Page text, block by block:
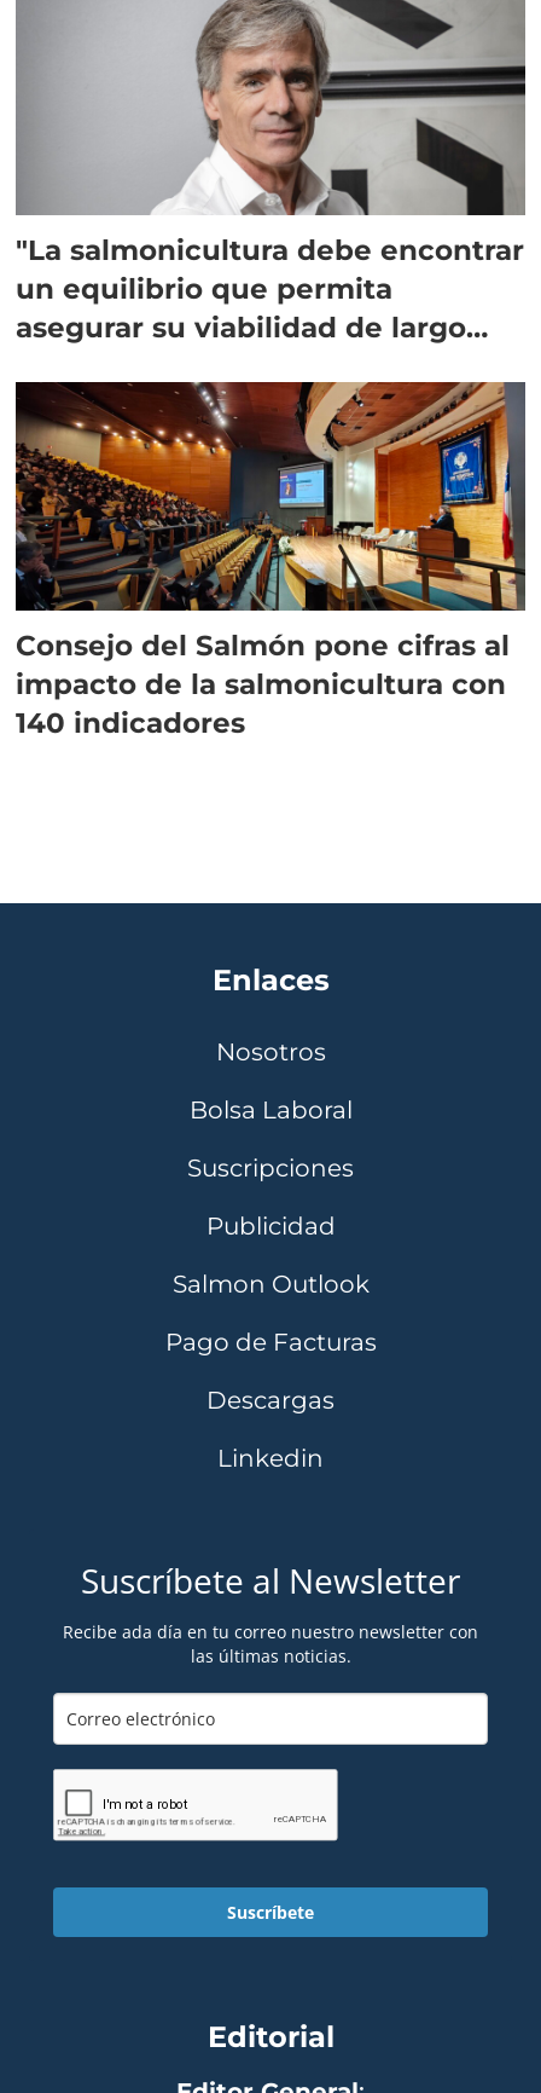
"La salmonicultura debe encontrar
un equilibrio que permita
asegurar su viabilidad de largo
Consejo del Salmón pone cifras al
impacto de la salmonicultura con
140 indicadores
Enlaces
Nosotros
Bolsa Laboral
Suscripciones
Publicidad
Salmon Outlook
Pago de Facturas
Descargas
Linkedin
Suscríbete al Newsletter
Recibe ada día en tu correo nuestro newsletter con
las últimas noticias.
Suscríbete
Editorial